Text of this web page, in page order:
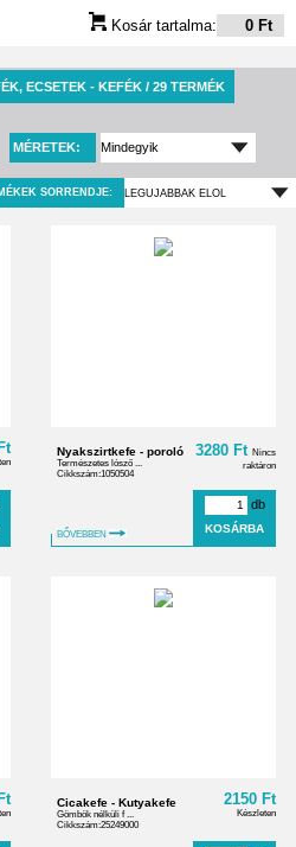
Kosár tartalma: 0 Ft
ECSETEK - KEFÉK / 29 TERMÉK
MÉRETEK:
SORRENDJE:
Nyakszirtkefe - poroló
Természetes lósző ...
Cikkszám:1050504
BŐVEBBEN
3280 Ft Nincs
raktáron
db
Cicakefe - Kutyakefe
Gömbök nélküli f ...
Cikkszám:25249000
2150 Ft
Készleten